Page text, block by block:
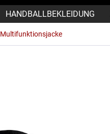
HANDBALLBEKLEIDUNG
Multifunktionsjacke